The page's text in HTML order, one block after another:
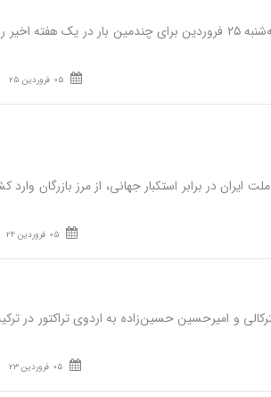
نصر: «سیدعباس عراقچی» و «هاکان فیدان» امروز سه‌شنبه ۲۵ فروردین برای چندمین بار در یک هفته
05 فروردین 25
در برابر استکبار جهانی، از مرز بازرگان وارد
05 فروردین 24
و امیرحسین حسین‌زاده به اردوی تراکتور در
05 فروردین 23